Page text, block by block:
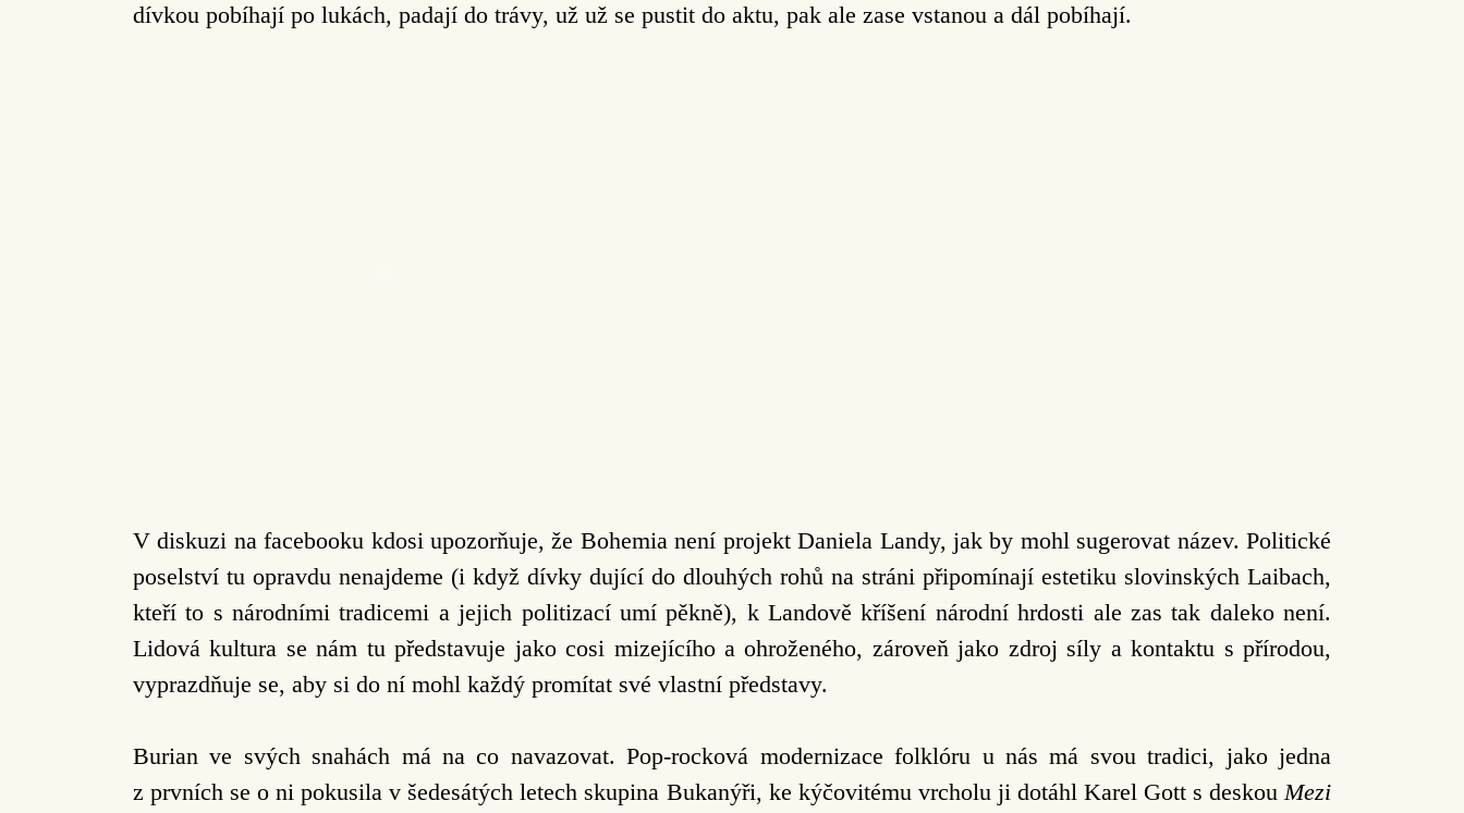
dívkou pobíhají po lukách, padají do trávy, už už se pustit do aktu, pak ale zase vstanou a dál pobíhají.
V diskuzi na facebooku kdosi upozorňuje, že Bohemia není projekt Daniela Landy, jak by mohl sugerovat název. Politické
poselství tu opravdu nenajdeme (i když dívky dující do dlouhých rohů na stráni připomínají estetiku slovinských Laibach,
kteří to s národními tradicemi a jejich politizací umí pěkně), k Landově kříšení národní hrdosti ale zas tak daleko není.
Lidová kultura se nám tu představuje jako cosi mizejícího a ohroženého, zároveň jako zdroj síly a kontaktu s přírodou,
vyprazdňuje se, aby si do ní mohl každý promítat své vlastní představy.
Burian ve svých snahách má na co navazovat. Pop-rocková modernizace folklóru u nás má svou tradici, jako jedna
z prvních se o ni pokusila v šedesátých letech skupina Bukanýři, ke kýčovitému vrcholu ji dotáhl Karel Gott s deskouMezi